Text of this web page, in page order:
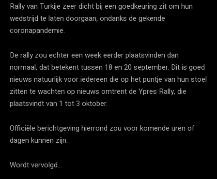
Rally van Turkije zeer dicht bij een goedkeuring zit om hun
wedstrijd te laten doorgaan, ondanks de gekende
coronapandemie.
De rally zou echter een week eerder plaatsvinden dan
normaal, dat betekent tussen 18 en 20 september. Dit is goed
nieuws natuurlijk voor iedereen die op het puntje van hun stoel
zitten te wachten op nieuws omtrent de Ypres Rally, die
plaatsvindt van 1 tot 3 oktober.
Officiële berichtgeving hierrond zou voor komende uren of
dagen kunnen zijn.
Wordt vervolgd…